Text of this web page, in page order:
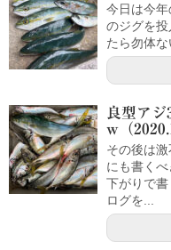
今日は今
のジグを
たら勿体な
良型アジ
w（
その後は
にも書く
下がりで
ログを...